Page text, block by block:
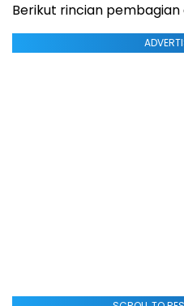
Berikut rincian